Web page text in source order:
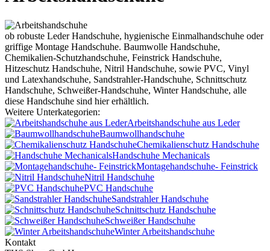
ob robuste Leder Handschuhe, hygienische Einmalhandschuhe oder
griffige Montage Handschuhe. Baumwolle Handschuhe,
Chemikalien-Schutzhandschuhe, Feinstrick Handschuhe,
Hitzeschutz Handschuhe, Nitril Handschuhe, sowie PVC, Vinyl
und Latexhandschuhe, Sandstrahler-Handschuhe, Schnittschutz
Handschuhe, Schweißer-Handschuhe, Winter Handschuhe, alle
diese Handschuhe sind hier erhältlich.
Weitere Unterkategorien:
Arbeitshandschuhe aus Leder
Baumwollhandschuhe
Chemikalienschutz Handschuhe
Handschuhe Mechanicals
Montagehandschuhe- Feinstrick
Nitril Handschuhe
PVC Handschuhe
Sandstrahler Handschuhe
Schnittschutz Handschuhe
Schweißer Handschuhe
Winter Arbeitshandschuhe
Kontakt